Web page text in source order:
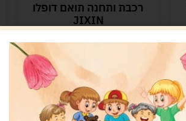
רכבת ותחנה תואם דופלו
JIXIN
89.00 ש"ח
קיים במלאי